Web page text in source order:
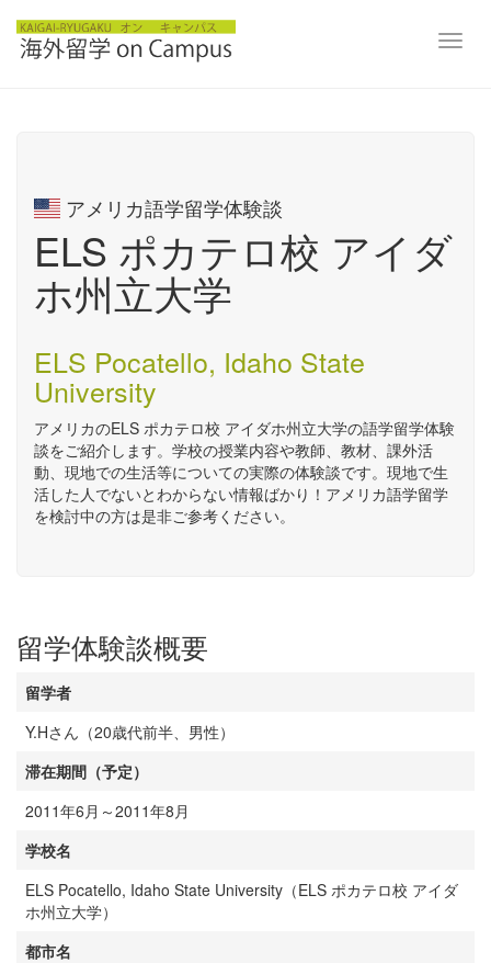
アメリカ語学留学体験談
ELS ポカテロ校 アイダ
ホ州立大学
ELS Pocatello, Idaho State
University
アメリカのELS ポカテロ校 アイダホ州立大学の語学留学体験
談をご紹介します。学校の授業内容や教師、教材、課外活
動、現地での生活等についての実際の体験談です。現地で生
活した人でないとわからない情報ばかり！アメリカ語学留学
を検討中の方は是非ご参考ください。
留学体験談概要
留学者
Y.Hさん（20歳代前半、男性）
滞在期間（予定）
2011年6月～2011年8月
学校名
ELS Pocatello, Idaho State University（ELS ポカテロ校 アイダ
ホ州立大学）
都市名